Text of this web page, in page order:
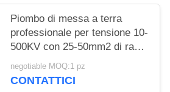
Piombo di messa a terra
professionale per tensione 10-
500KV con 25-50mm2 di rame
e 1000-5500mm di lunghezza
totale per messa a terra
negotiable MOQ:1 pz
CONTATTICI